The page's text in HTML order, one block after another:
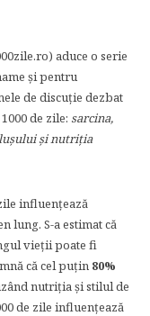
aduce o serie
şi pentru
de discuţie dezbat
de zile: sarcina,
și nutriția
influenţează
lung. S-a estimat că
vieții poate fi
că cel puțin 80%
nutriția și stilul de
de zile influențează